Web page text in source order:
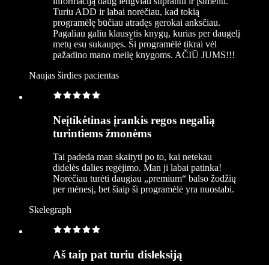
Turiu ADD ir labai norėčiau, kad tokią
programėlę būčiau atradęs gerokai anksčiau.
Pagaliau galiu klausytis knygų, kurias per daugelį
metų esu sukaupęs. Ši programėlė tikrai vėl
pažadino mano meilę knygoms. AČIŪ JUMS!!!
Naujas širdies pacientas
Neįtikėtinas įrankis regos negalią
turintiems žmonėms
Tai padeda man skaityti po to, kai netekau
didelės dalies regėjimo. Man ji labai patinka!
Norėčiau turėti daugiau „premium“ balso žodžių
per mėnesį, bet šiaip ši programėlė yra nuostabi.
Skelegraph
Aš taip pat turiu disleksiją